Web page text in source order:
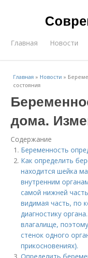
Главная Новости
Главная » Новости »
состояния
дома.
Содержание
Беременность
Как определить
находится шейка
внутренним
самой нижней
видимая часть, по
диагностику
влагалище,
стенок одного
прикосновениях).